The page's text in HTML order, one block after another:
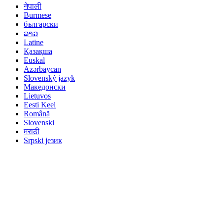
नेपाली
Burmese
български
ລາວ
Latine
Қазақша
Euskal
Azərbaycan
Slovenský jazyk
Македонски
Lietuvos
Eesti Keel
Română
Slovenski
मराठी
Srpski језик